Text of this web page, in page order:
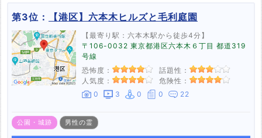
第3位： 【港区】六本木ヒルズと毛利庭園
【最寄り駅：六本木駅から徒歩4分】
〒106-0032 東京都港区六本木６丁目 都道319
号線
恐怖度：
話題性：
人気度：
危険性：
0
3 0 0 22
公園・城跡 男性の霊